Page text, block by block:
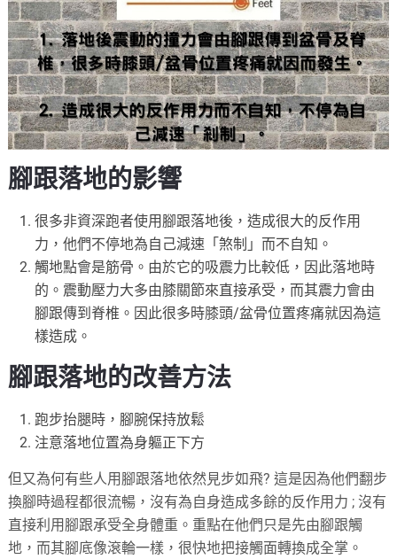
腳跟落地的影響
很多非資深跑者使用腳跟落地後，造成很大的反作用
力，他們不停地為自己減速「煞制」而不自知。
觸地點會是筋骨。由於它的吸震力比較低，因此落地時
的。震動壓力大多由膝關節來直接承受，而其震力會由
腳跟傳到脊椎。因此很多時膝頭/盆骨位置疼痛就因為這
樣造成。
腳跟落地的改善方法
跑步抬腿時，腳腕保持放鬆
注意落地位置為身軀正下方
但又為何有些人用腳跟落地依然見步如飛? 這是因為他們翻步
換腳時過程都很流暢，沒有為自身造成多餘的反作用力 ; 沒有
直接利用腳跟承受全身體重。重點在他們只是先由腳跟觸
地，而其腳底像滾輪一樣，很快地把接觸面轉換成全掌。